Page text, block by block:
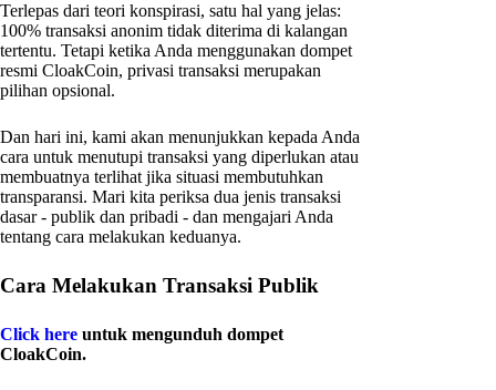
Terlepas dari teori konspirasi, satu hal yang jelas:
100% transaksi anonim tidak diterima di kalangan
tertentu. Tetapi ketika Anda menggunakan dompet
resmi CloakCoin, privasi transaksi merupakan
pilihan opsional.
Dan hari ini, kami akan menunjukkan kepada Anda
cara untuk menutupi transaksi yang diperlukan atau
membuatnya terlihat jika situasi membutuhkan
transparansi. Mari kita periksa dua jenis transaksi
dasar - publik dan pribadi - dan mengajari Anda
tentang cara melakukan keduanya.
Cara Melakukan Transaksi Publik
Click here untuk mengunduh dompet
CloakCoin.